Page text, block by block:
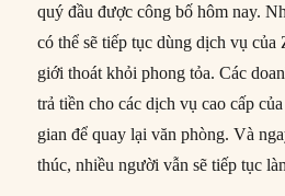
quý đầu được công bố hôm nay.
có thể sẽ tiếp tục dùng dịch vụ của
giới thoát khỏi phong tỏa. Các
trả tiền cho các dịch vụ cao cấp
gian để quay lại văn phòng. Và
thúc, nhiều người vẫn sẽ tiếp tục